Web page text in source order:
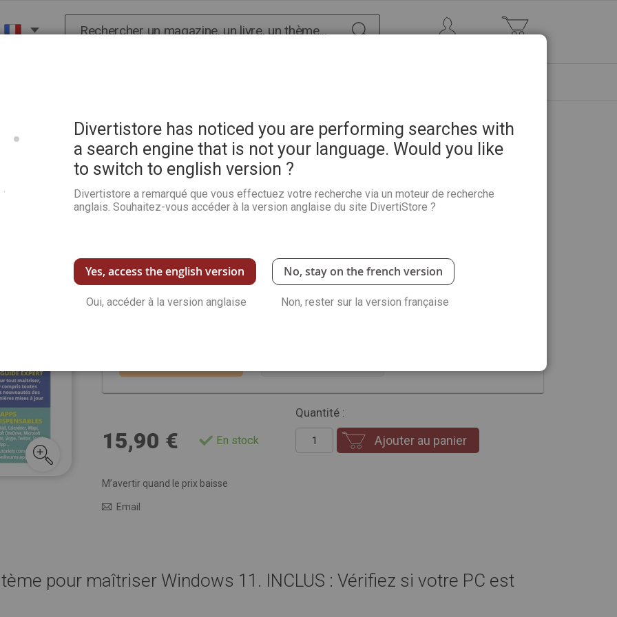
de pas à pas détaillés - Destination Science le Mag HS 4
Le guide pratique 2022 - Windows 11 - 180 pages de pas
à pas détaillés - Destination Science le Mag HS 4
Soyez le premier à commenter ce produit
Voir plus de détails
15,90 € En stock
Quantité :
Ajouter au panier
M’avertir quand le prix baisse
Email
pour maîtriser Windows 11. INCLUS : Vérifiez si votre PC est
Divertistore has noticed you are performing searches with
a search engine that is not your language. Would you like
to switch to english version ?
Divertistore a remarqué que vous effectuez votre recherche via un moteur de recherche
anglais. Souhaitez-vous accéder à la version anglaise du site DivertiStore ?
Yes, access the english version
Oui, accéder à la version anglaise
No, stay on the french version
Non, rester sur la version française